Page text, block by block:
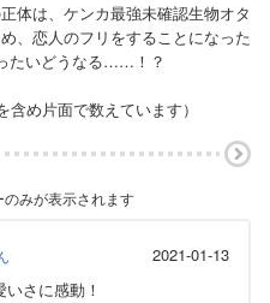
体は、ケンカ最強未確認生物オタ
、恋人のフリをすることになった
たいどうなる……！？
含め片面で数えています）
みが表示されます
2021-01-13
さに感動！